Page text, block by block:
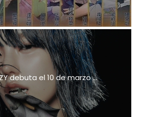
debuta el 10 de marzo ...